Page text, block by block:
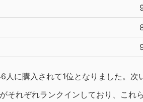
人に購入されて1位となりました。次
がそれぞれランクインしており、これ